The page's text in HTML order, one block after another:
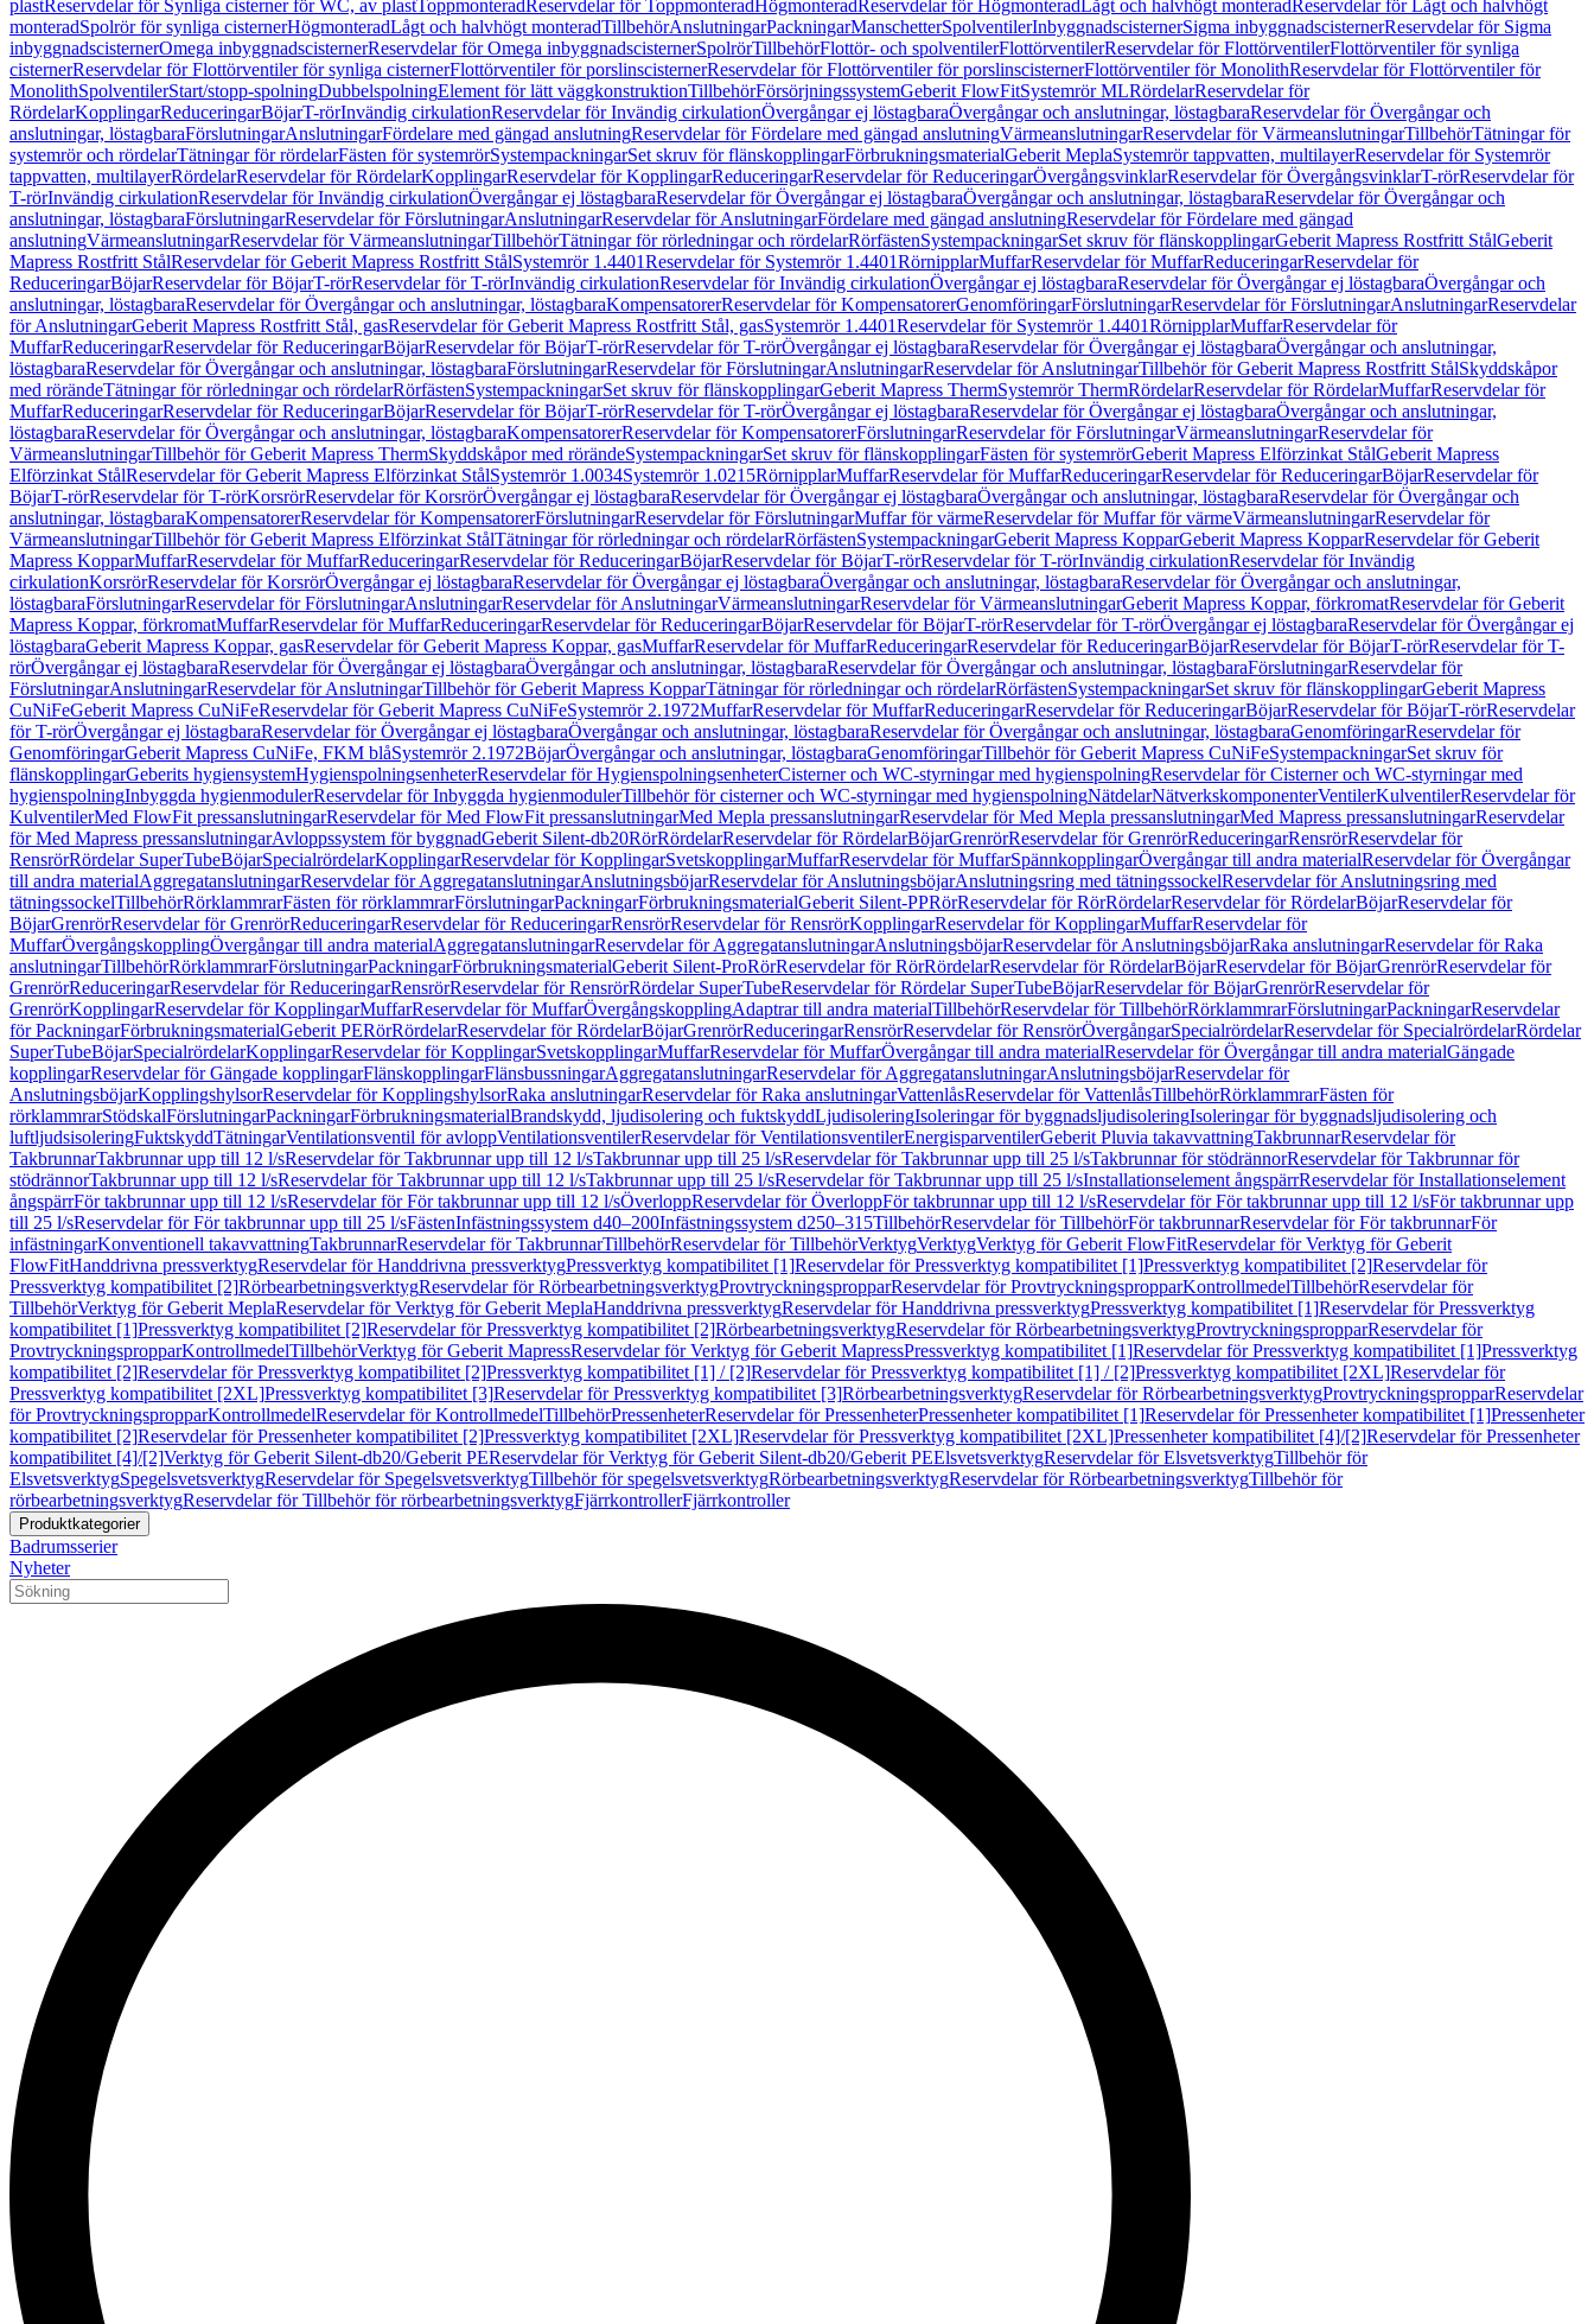
plastReservdelar för Synliga cisterner för WC, av plastToppmonteradReservdelar för ToppmonteradHögmonteradReservdelar för HögmonteradLågt och halvhögt monteradReservdelar för Lågt och halvhögt
monteradSpolrör för synliga cisternerHögmonteradLågt och halvhögt monteradTillbehörAnslutningarPackningarManschetterSpolventilerInbyggnadscisternerSigma inbyggnadscisternerReservdelar för Sigma
inbyggnadscisternerOmega inbyggnadscisternerReservdelar för Omega inbyggnadscisternerSpolrörTillbehörFlottör- och spolventilerFlottörventilerReservdelar för FlottörventilerFlottörventiler för synliga
cisternerReservdelar för Flottörventiler för synliga cisternerFlottörventiler för porslinscisternerReservdelar för Flottörventiler för porslinscisternerFlottörventiler för MonolithReservdelar för Flottörventiler för
MonolithSpolventilerStart/stopp-spolningDubbelspolningElement för lätt väggkonstruktionTillbehörFörsörjningssystemGeberit FlowFitSystemrör MLRördelarReservdelar för
RördelarKopplingarReduceringarBöjarT-rörInvändig cirkulationReservdelar för Invändig cirkulationÖvergångar ej löstagbaraÖvergångar och anslutningar, löstagbaraReservdelar för Övergångar och
anslutningar, löstagbaraFörslutningarAnslutningarFördelare med gängad anslutningReservdelar för Fördelare med gängad anslutningVärmeanslutningarReservdelar för VärmeanslutningarTillbehörTätningar för
systemrör och rördelarTätningar för rördelarFästen för systemrörSystempackningarSet skruv för flänskopplingarFörbrukningsmaterialGeberit MeplaSystemrör tappvatten, multilayerReservdelar för Systemrör
tappvatten, multilayerRördelarReservdelar för RördelarKopplingarReservdelar för KopplingarReduceringarReservdelar för ReduceringarÖvergångsvinklarReservdelar för ÖvergångsvinklarT-rörReservdelar för
T-rörInvändig cirkulationReservdelar för Invändig cirkulationÖvergångar ej löstagbaraReservdelar för Övergångar ej löstagbaraÖvergångar och anslutningar, löstagbaraReservdelar för Övergångar och
anslutningar, löstagbaraFörslutningarReservdelar för FörslutningarAnslutningarReservdelar för AnslutningarFördelare med gängad anslutningReservdelar för Fördelare med gängad
anslutningVärmeanslutningarReservdelar för VärmeanslutningarTillbehörTätningar för rörledningar och rördelarRörfästenSystempackningarSet skruv för flänskopplingarGeberit Mapress Rostfritt StålGeberit
Mapress Rostfritt StålReservdelar för Geberit Mapress Rostfritt StålSystemrör 1.4401Reservdelar för Systemrör 1.4401RörnipplarMuffarReservdelar för MuffarReduceringarReservdelar för
ReduceringarBöjarReservdelar för BöjarT-rörReservdelar för T-rörInvändig cirkulationReservdelar för Invändig cirkulationÖvergångar ej löstagbaraReservdelar för Övergångar ej löstagbaraÖvergångar och
anslutningar, löstagbaraReservdelar för Övergångar och anslutningar, löstagbaraKompensatorerReservdelar för KompensatorerGenomföringarFörslutningarReservdelar för FörslutningarAnslutningarReservdelar
för AnslutningarGeberit Mapress Rostfritt Stål, gasReservdelar för Geberit Mapress Rostfritt Stål, gasSystemrör 1.4401Reservdelar för Systemrör 1.4401RörnipplarMuffarReservdelar för
MuffarReduceringarReservdelar för ReduceringarBöjarReservdelar för BöjarT-rörReservdelar för T-rörÖvergångar ej löstagbaraReservdelar för Övergångar ej löstagbaraÖvergångar och anslutningar,
löstagbaraReservdelar för Övergångar och anslutningar, löstagbaraFörslutningarReservdelar för FörslutningarAnslutningarReservdelar för AnslutningarTillbehör för Geberit Mapress Rostfritt StålSkyddskåpor
med rörändeTätningar för rörledningar och rördelarRörfästenSystempackningarSet skruv för flänskopplingarGeberit Mapress ThermSystemrör ThermRördelarReservdelar för RördelarMuffarReservdelar för
MuffarReduceringarReservdelar för ReduceringarBöjarReservdelar för BöjarT-rörReservdelar för T-rörÖvergångar ej löstagbaraReservdelar för Övergångar ej löstagbaraÖvergångar och anslutningar,
löstagbaraReservdelar för Övergångar och anslutningar, löstagbaraKompensatorerReservdelar för KompensatorerFörslutningarReservdelar för FörslutningarVärmeanslutningarReservdelar för
VärmeanslutningarTillbehör för Geberit Mapress ThermSkyddskåpor med rörändeSystempackningarSet skruv för flänskopplingarFästen för systemrörGeberit Mapress Elförzinkat StålGeberit Mapress
Elförzinkat StålReservdelar för Geberit Mapress Elförzinkat StålSystemrör 1.0034Systemrör 1.0215RörnipplarMuffarReservdelar för MuffarReduceringarReservdelar för ReduceringarBöjarReservdelar för
BöjarT-rörReservdelar för T-rörKorsrörReservdelar för KorsrörÖvergångar ej löstagbaraReservdelar för Övergångar ej löstagbaraÖvergångar och anslutningar, löstagbaraReservdelar för Övergångar och
anslutningar, löstagbaraKompensatorerReservdelar för KompensatorerFörslutningarReservdelar för FörslutningarMuffar för värmeReservdelar för Muffar för värmeVärmeanslutningarReservdelar för
VärmeanslutningarTillbehör för Geberit Mapress Elförzinkat StålTätningar för rörledningar och rördelarRörfästenSystempackningarGeberit Mapress KopparGeberit Mapress KopparReservdelar för Geberit
Mapress KopparMuffarReservdelar för MuffarReduceringarReservdelar för ReduceringarBöjarReservdelar för BöjarT-rörReservdelar för T-rörInvändig cirkulationReservdelar för Invändig
cirkulationKorsrörReservdelar för KorsrörÖvergångar ej löstagbaraReservdelar för Övergångar ej löstagbaraÖvergångar och anslutningar, löstagbaraReservdelar för Övergångar och anslutningar,
löstagbaraFörslutningarReservdelar för FörslutningarAnslutningarReservdelar för AnslutningarVärmeanslutningarReservdelar för VärmeanslutningarGeberit Mapress Koppar, förkromatReservdelar för Geberit
Mapress Koppar, förkromatMuffarReservdelar för MuffarReduceringarReservdelar för ReduceringarBöjarReservdelar för BöjarT-rörReservdelar för T-rörÖvergångar ej löstagbaraReservdelar för Övergångar ej
löstagbaraGeberit Mapress Koppar, gasReservdelar för Geberit Mapress Koppar, gasMuffarReservdelar för MuffarReduceringarReservdelar för ReduceringarBöjarReservdelar för BöjarT-rörReservdelar för T-
rörÖvergångar ej löstagbaraReservdelar för Övergångar ej löstagbaraÖvergångar och anslutningar, löstagbaraReservdelar för Övergångar och anslutningar, löstagbaraFörslutningarReservdelar för
FörslutningarAnslutningarReservdelar för AnslutningarTillbehör för Geberit Mapress KopparTätningar för rörledningar och rördelarRörfästenSystempackningarSet skruv för flänskopplingarGeberit Mapress
CuNiFeGeberit Mapress CuNiFeReservdelar för Geberit Mapress CuNiFeSystemrör 2.1972MuffarReservdelar för MuffarReduceringarReservdelar för ReduceringarBöjarReservdelar för BöjarT-rörReservdelar
för T-rörÖvergångar ej löstagbaraReservdelar för Övergångar ej löstagbaraÖvergångar och anslutningar, löstagbaraReservdelar för Övergångar och anslutningar, löstagbaraGenomföringarReservdelar för
GenomföringarGeberit Mapress CuNiFe, FKM blåSystemrör 2.1972BöjarÖvergångar och anslutningar, löstagbaraGenomföringarTillbehör för Geberit Mapress CuNiFeSystempackningarSet skruv för
flänskopplingarGeberits hygiensystemHygienspolningsenheterReservdelar för HygienspolningsenheterCisterner och WC-styrningar med hygienspolningReservdelar för Cisterner och WC-styrningar med
hygienspolningInbyggda hygienmodulerReservdelar för Inbyggda hygienmodulerTillbehör för cisterner och WC-styrningar med hygienspolningNätdelarNätverkskomponenterVentilerKulventilerReservdelar för
KulventilerMed FlowFit pressanslutningarReservdelar för Med FlowFit pressanslutningarMed Mepla pressanslutningarReservdelar för Med Mepla pressanslutningarMed Mapress pressanslutningarReservdelar
för Med Mapress pressanslutningarAvloppssystem för byggnadGeberit Silent-db20RörRördelarReservdelar för RördelarBöjarGrenrörReservdelar för GrenrörReduceringarRensrörReservdelar för
RensrörRördelar SuperTubeBöjarSpecialrördelarKopplingarReservdelar för KopplingarSvetskopplingarMuffarReservdelar för MuffarSpännkopplingarÖvergångar till andra materialReservdelar för Övergångar
till andra materialAggregatanslutningarReservdelar för AggregatanslutningarAnslutningsböjarReservdelar för AnslutningsböjarAnslutningsring med tätningssockelReservdelar för Anslutningsring med
tätningssockelTillbehörRörklammrarFästen för rörklammrarFörslutningarPackningarFörbrukningsmaterialGeberit Silent-PPRörReservdelar för RörRördelarReservdelar för RördelarBöjarReservdelar för
BöjarGrenrörReservdelar för GrenrörReduceringarReservdelar för ReduceringarRensrörReservdelar för RensrörKopplingarReservdelar för KopplingarMuffarReservdelar för
MuffarÖvergångskopplingÖvergångar till andra materialAggregatanslutningarReservdelar för AggregatanslutningarAnslutningsböjarReservdelar för AnslutningsböjarRaka anslutningarReservdelar för Raka
anslutningarTillbehörRörklammrarFörslutningarPackningarFörbrukningsmaterialGeberit Silent-ProRörReservdelar för RörRördelarReservdelar för RördelarBöjarReservdelar för BöjarGrenrörReservdelar för
GrenrörReduceringarReservdelar för ReduceringarRensrörReservdelar för RensrörRördelar SuperTubeReservdelar för Rördelar SuperTubeBöjarReservdelar för BöjarGrenrörReservdelar för
GrenrörKopplingarReservdelar för KopplingarMuffarReservdelar för MuffarÖvergångskopplingAdaptrar till andra materialTillbehörReservdelar för TillbehörRörklammrarFörslutningarPackningarReservdelar
för PackningarFörbrukningsmaterialGeberit PERörRördelarReservdelar för RördelarBöjarGrenrörReduceringarRensrörReservdelar för RensrörÖvergångarSpecialrördelarReservdelar för SpecialrördelarRördelar
SuperTubeBöjarSpecialrördelarKopplingarReservdelar för KopplingarSvetskopplingarMuffarReservdelar för MuffarÖvergångar till andra materialReservdelar för Övergångar till andra materialGängade
kopplingarReservdelar för Gängade kopplingarFlänskopplingarFlänsbussningarAggregatanslutningarReservdelar för AggregatanslutningarAnslutningsböjarReservdelar för
AnslutningsböjarKopplingshylsorReservdelar för KopplingshylsorRaka anslutningarReservdelar för Raka anslutningarVattenlåsReservdelar för VattenlåsTillbehörRörklammrarFästen för
rörklammrarStödskalFörslutningarPackningarFörbrukningsmaterialBrandskydd, ljudisolering och fuktskyddLjudisoleringIsoleringar för byggnadsljudisoleringIsoleringar för byggnadsljudisolering och
luftljudsisoleringFuktskyddTätningarVentilationsventil för avloppVentilationsventilerReservdelar för VentilationsventilerEnergisparventilerGeberit Pluvia takavvattningTakbrunnarReservdelar för
TakbrunnarTakbrunnar upp till 12 l/sReservdelar för Takbrunnar upp till 12 l/sTakbrunnar upp till 25 l/sReservdelar för Takbrunnar upp till 25 l/sTakbrunnar för stödrännorReservdelar för Takbrunnar för
stödrännorTakbrunnar upp till 12 l/sReservdelar för Takbrunnar upp till 12 l/sTakbrunnar upp till 25 l/sReservdelar för Takbrunnar upp till 25 l/sInstallationselement ångspärrReservdelar för Installationselement
ångspärrFör takbrunnar upp till 12 l/sReservdelar för För takbrunnar upp till 12 l/sÖverloppReservdelar för ÖverloppFör takbrunnar upp till 12 l/sReservdelar för För takbrunnar upp till 12 l/sFör takbrunnar upp
till 25 l/sReservdelar för För takbrunnar upp till 25 l/sFästenInfästningssystem d40–200Infästningssystem d250–315TillbehörReservdelar för TillbehörFör takbrunnarReservdelar för För takbrunnarFör
infästningarKonventionell takavvattningTakbrunnarReservdelar för TakbrunnarTillbehörReservdelar för TillbehörVerktygVerktygVerktyg för Geberit FlowFitReservdelar för Verktyg för Geberit
FlowFitHanddrivna pressverktygReservdelar för Handdrivna pressverktygPressverktyg kompatibilitet [1]Reservdelar för Pressverktyg kompatibilitet [1]Pressverktyg kompatibilitet [2]Reservdelar för
Pressverktyg kompatibilitet [2]RörbearbetningsverktygReservdelar för RörbearbetningsverktygProvtryckningspropparReservdelar för ProvtryckningspropparKontrollmedelTillbehörReservdelar för
TillbehörVerktyg för Geberit MeplaReservdelar för Verktyg för Geberit MeplaHanddrivna pressverktygReservdelar för Handdrivna pressverktygPressverktyg kompatibilitet [1]Reservdelar för Pressverktyg
kompatibilitet [1]Pressverktyg kompatibilitet [2]Reservdelar för Pressverktyg kompatibilitet [2]RörbearbetningsverktygReservdelar för RörbearbetningsverktygProvtryckningspropparReservdelar för
ProvtryckningspropparKontrollmedelTillbehörVerktyg för Geberit MapressReservdelar för Verktyg för Geberit MapressPressverktyg kompatibilitet [1]Reservdelar för Pressverktyg kompatibilitet [1]Pressverktyg
kompatibilitet [2]Reservdelar för Pressverktyg kompatibilitet [2]Pressverktyg kompatibilitet [1] / [2]Reservdelar för Pressverktyg kompatibilitet [1] / [2]Pressverktyg kompatibilitet [2XL]Reservdelar för
Pressverktyg kompatibilitet [2XL]Pressverktyg kompatibilitet [3]Reservdelar för Pressverktyg kompatibilitet [3]RörbearbetningsverktygReservdelar för RörbearbetningsverktygProvtryckningspropparReservdelar
för ProvtryckningspropparKontrollmedelReservdelar för KontrollmedelTillbehörPressenheterReservdelar för PressenheterPressenheter kompatibilitet [1]Reservdelar för Pressenheter kompatibilitet [1]Pressenheter
kompatibilitet [2]Reservdelar för Pressenheter kompatibilitet [2]Pressverktyg kompatibilitet [2XL]Reservdelar för Pressverktyg kompatibilitet [2XL]Pressenheter kompatibilitet [4]/[2]Reservdelar för Pressenheter
kompatibilitet [4]/[2]Verktyg för Geberit Silent-db20/Geberit PEReservdelar för Verktyg för Geberit Silent-db20/Geberit PEElsvetsverktygReservdelar för ElsvetsverktygTillbehör för
ElsvetsverktygSpegelsvetsverktygReservdelar för SpegelsvetsverktygTillbehör för spegelsvetsverktygRörbearbetningsverktygReservdelar för RörbearbetningsverktygTillbehör för
rörbearbetningsverktygReservdelar för Tillbehör för rörbearbetningsverktygFjärrkontrollerFjärrkontroller
Produktkategorier
Badrumsserier
Nyheter